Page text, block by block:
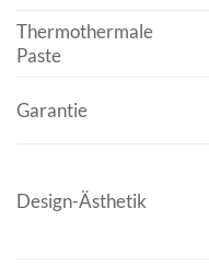
Thermothermale
Paste
Garantie
Design-Ästhetik